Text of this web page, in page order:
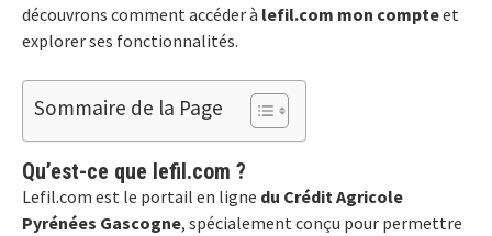
découvrons comment accéder à lefil.com mon compteet
explorer ses fonctionnalités.
Sommaire de la Page
Qu’est-ce que lefil.com ?
Lefil.com est le portail en ligne du Crédit Agricole
Pyrénées Gascogne, spécialement conçu pour permettre